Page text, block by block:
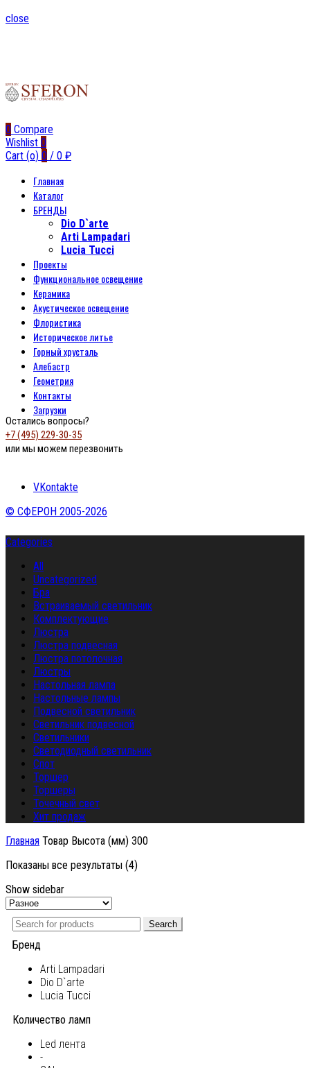
close
0 Compare
Wishlist 0
Cart (o) 0 / 0 ₽
Главная
Каталог
БРЕНДЫ
Dio D`arte
Arti Lampadari
Lucia Tucci
Проекты
Функциональное освещение
Керамика
Акустическое освещение
Флористика
Историческое литье
Горный хрусталь
Алебастр
Геометрия
Контакты
Загрузки
Остались вопросы?
+7 (495) 229-30-35
или мы можем перезвонить
VKontakte
© СФЕРОН 2005-2026
Categories
All
Uncategorized
Бра
Встраиваемый светильник
Комплектующие
Люстра
Люстра подвесная
Люстра потолочная
Люстры
Настольная лампа
Настольные лампы
Подвесной светильник
Светильник подвесной
Светильники
Светодиодный светильник
Спот
Торшер
Торшеры
Точечный свет
Хит продаж
Главная Товар Высота (мм) 300
Показаны все результаты (4)
Show sidebar
Search
Бренд
Arti Lampadari
Dio D`arte
Lucia Tucci
Количество ламп
Led лента
-